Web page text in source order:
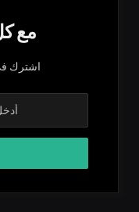
مع
اشترك في